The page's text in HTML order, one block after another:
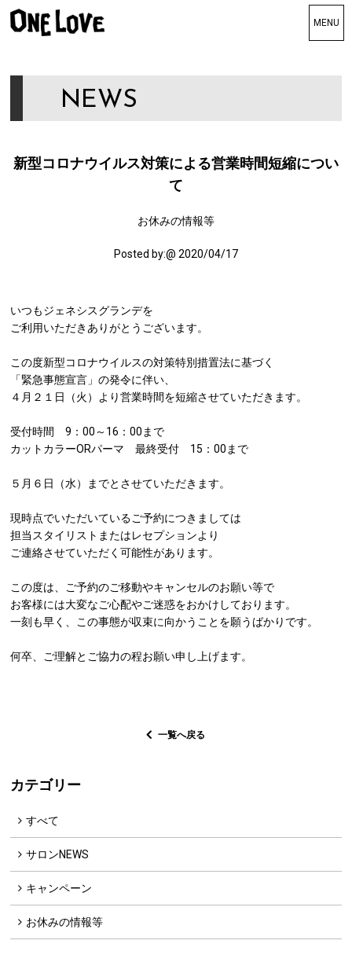
トップ
Genesis grande
ジェネシスグランデ
SuperSonic
スーパーソニック
ギャラリー
BLOG
NEWS
お知らせ
PRODUCTS
オーダー
RECRUIT
リクルート
RESERVATION
ご予約はこちら
NEWS
新型コロナウイルス対策による営業時間短縮につい
て
お休みの情報等
Posted by:@ 2020/04/17
いつもジェネシスグランデを
ご利用いただきありがとうございます。
この度新型コロナウイルスの対策特別措置法に基づく
「緊急事態宣言」の発令に伴い、
４月２１日（火）より営業時間を短縮させていただきます。
受付時間 9：00～16：00まで
カットカラーORパーマ 最終受付 15：00まで
５月６日（水）までとさせていただきます。
現時点でいただいているご予約につきましては
担当スタイリストまたはレセプションより
ご連絡させていただく可能性があります。
この度は、ご予約のご移動やキャンセルのお願い等で
お客様には大変なご心配やご迷惑をおかけしております。
一刻も早く、この事態が収束に向かうことを願うばかりです。
何卒、ご理解とご協力の程お願い申し上げます。
一覧へ戻る
カテゴリー
すべて
サロンNEWS
キャンペーン
お休みの情報等